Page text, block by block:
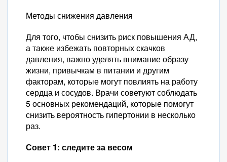
Методы снижения давления
Для того, чтобы снизить риск повышения АД,
а также избежать повторных скачков
давления, важно уделять внимание образу
жизни, привычкам в питании и другим
факторам, которые могут повлиять на работу
сердца и сосудов. Врачи советуют соблюдать
5 основных рекомендаций, которые помогут
снизить вероятность гипертонии в несколько
раз.
Совет 1: следите за весом